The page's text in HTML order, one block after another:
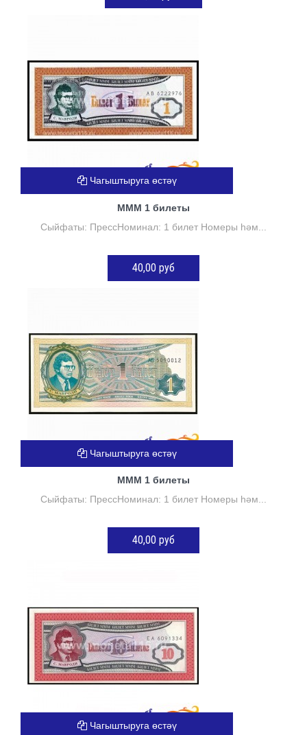
МММ 1 билеты
Сыйфаты: ПрессНоминал: 1 билет Номеры һәм...
40,00 руб
Чагыштыруга өстәү
МММ 1 билеты
Сыйфаты: ПрессНоминал: 1 билет Номеры һәм...
40,00 руб
Чагыштыруга өстәү
Чагыштыруга өстәү